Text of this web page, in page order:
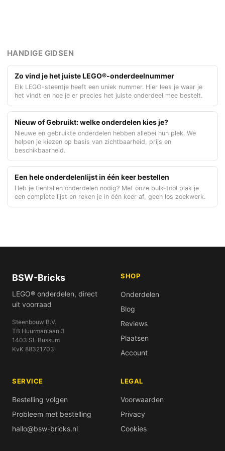
HANDIGE GIDSEN
Zo vind je het juiste LEGO®-onderdeelnummer
Elk LEGO-steentje heeft een uniek nummer. Hier lees je waar je
het vindt en hoe je er precies het juiste onderdeel mee bestelt.
Nieuw of Gebruikt: welke onderdelen kies je?
Nieuwe en gebruikte onderdelen hebben allebei hun plek. We
helpen je kiezen op basis van zichtbaarheid, prijs en
beschikbaarheid.
Een hele onderdelenlijst in één keer bestellen
Heb je tientallen onderdelen nodig? Met onze bulk-tool plak je
een complete lijst en reken je in één keer af, geen los zoekwerk.
BSW-Bricks
LEGO® onderdelen, direct
uit voorraad
Steenbouw B.V.
TB Huurmanlaan 3
1403 SL Bussum
KvK 88321703
SHOP
Onderdelen
Blog
Reviews
Plaatsen
Account
SERVICE
Bestelling volgen
Probleem met bestelling
hallo@bsw-bricks.nl
LEGAL
Voorwaarden
Privacy
Cookies